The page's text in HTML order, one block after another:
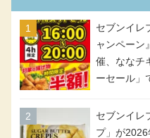
セブンイレ
ャンペーン
催、ななチ
ーセール」
アメリカン
セブンイレ
プ」が